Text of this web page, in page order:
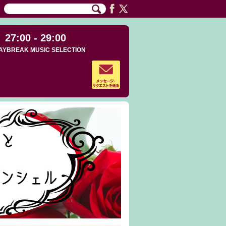
27:00 - 29:00
MUSIC SELECTION